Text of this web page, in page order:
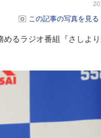
この記事の写真を見る
るラジオ番組『さしより